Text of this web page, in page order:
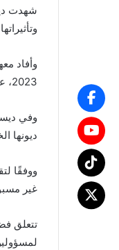
شهدت
2023، على الرغم من إجراءات التشديد النقدي.
وفي
ديونها الخارجية في عام 2022،
ووفقًا
غير مسبوقة بلغت 443.5 مليار دولار في 2022-